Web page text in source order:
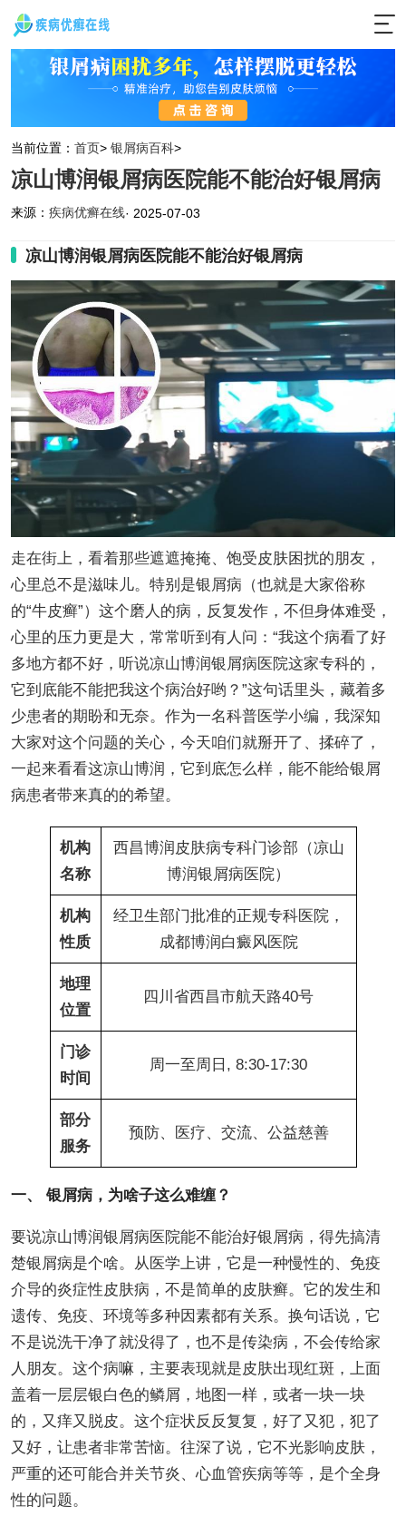
当前位置： 首页> 银屑病百科>
凉山博润银屑病医院能不能治好银屑病
来源： 疾病优癣在线· 2025-07-03
凉山博润银屑病医院能不能治好银屑病
走在街上，看着那些遮遮掩掩、饱受皮肤困扰的朋友，
心里总不是滋味儿。特别是银屑病（也就是大家俗称
的“牛皮癣”）这个磨人的病，反复发作，不但身体难受，
心里的压力更是大，常常听到有人问：“我这个病看了好
多地方都不好，听说凉山博润银屑病医院这家专科的，
它到底能不能把我这个病治好哟？”这句话里头，藏着多
少患者的期盼和无奈。作为一名科普医学小编，我深知
大家对这个问题的关心，今天咱们就掰开了、揉碎了，
一起来看看这凉山博润，它到底怎么样，能不能给银屑
病患者带来真的的希望。
机构
名称
西昌博润皮肤病专科门诊部（凉山
博润银屑病医院）
机构
性质
经卫生部门批准的正规专科医院，
成都博润白癜风医院
地理
位置
四川省西昌市航天路40号
门诊
时间
周一至周日, 8:30-17:30
部分
服务
预防、医疗、交流、公益慈善
一、 银屑病，为啥子这么难缠？
要说凉山博润银屑病医院能不能治好银屑病，得先搞清
楚银屑病是个啥。从医学上讲，它是一种慢性的、免疫
介导的炎症性皮肤病，不是简单的皮肤癣。它的发生和
遗传、免疫、环境等多种因素都有关系。换句话说，它
不是说洗干净了就没得了，也不是传染病，不会传给家
人朋友。这个病嘛，主要表现就是皮肤出现红斑，上面
盖着一层层银白色的鳞屑，地图一样，或者一块一块
的，又痒又脱皮。这个症状反反复复，好了又犯，犯了
又好，让患者非常苦恼。往深了说，它不光影响皮肤，
严重的还可能合并关节炎、心血管疾病等等，是个全身
性的问题。